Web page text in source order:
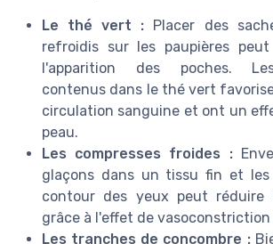
Le thé vert : Placer des
refroidis sur les paupières
l'apparition des poches.
contenus dans le thé vert
circulation sanguine et ont un
peau.
Les compresses froides :
glaçons dans un tissu fin et les
contour des yeux peut réduire
grâce à l'effet de
Les tranches de concombre :